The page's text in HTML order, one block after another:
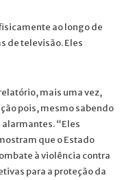
ao longo de
de televisão. Eles
mais uma vez,
pois, mesmo sabendo
“Eles
que o Estado
à violência contra
para a proteção da